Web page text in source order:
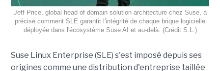
Jeff Price, global head of domain solution architecture chez Suse, a
précisé comment SLE garantit l'intégrité de chaque brique logicielle
déployée dans l'écosystème Suse AI et au-delà. (Crédit S.L.)
Suse Linux Enterprise (SLE) s'est imposé depuis ses
origines comme une distribution d'entreprise taillée